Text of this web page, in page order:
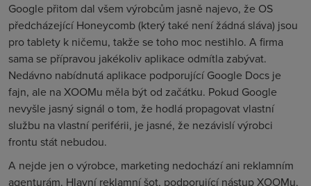
Google přitom dal všem výrobcům jasně najevo, že OS
předcházející Honeycomb (který také není žádná sláva) jsou
pro tablety k ničemu, takže se toho moc nestihlo. A firma
sama se přípravou jakékoliv aplikace odmítla zabývat.
Nedávno nabídnutá aplikace podporující Google Docs je
fajn, ale na XOOMu měla být od začátku. Pokud Google
nevyšle jasný signál o tom, že hodlá propagovat vlastní
službu na vlastní periférii, je jasné, že nezávislí výrobci
frontu stát nebudou.
A nejde jen o výrobce, marketing nedochází ani reklamním
agenturám. Hlavní reklamní šot, podporující nástup XOOMu,